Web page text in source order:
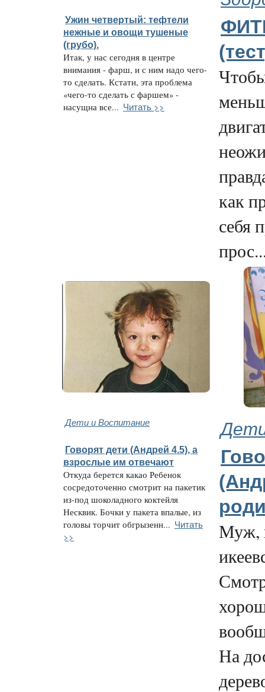
Ужин четвертый: тефтели
нежные и овощи тушеные
(грубо).
Итак, у нас сегодня в центре
внимания - фарш, и с ним надо чего-
то сделать. Кстати, эта проблема
«чего-то сделать с фаршем» -
насущна все... Читать >>
как
себя
Дети и Воспитание
Говорят дети (Андрей 4.5), а
взрослые им отвечают
Откуда берется какао Ребенок
сосредоточенно смотрит на пакетик
из-под шоколадного коктейля
Несквик. Бочки у пакета впалые, из
головы торчит обгрызенн... Читать
>>
Муж,
На